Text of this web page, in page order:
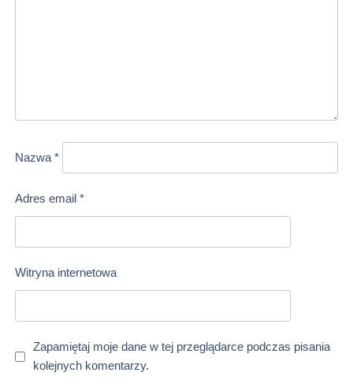
Nazwa*
Adres email *
Witryna internetowa
Zapamiętaj moje dane w tej przeglądarce podczas pisania
kolejnych komentarzy.